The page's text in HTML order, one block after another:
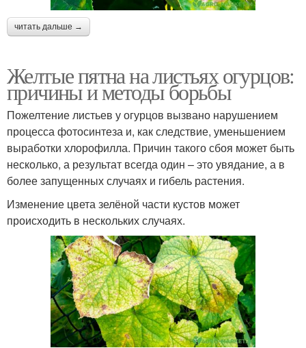
читать дальше →
Желтые пятна на листьях огурцов:
причины и методы борьбы
Пожелтение листьев у огурцов вызвано нарушением
процесса фотосинтеза и, как следствие, уменьшением
выработки хлорофилла. Причин такого сбоя может быть
несколько, а результат всегда один – это увядание, а в
более запущенных случаях и гибель растения.
Изменение цвета зелёной части кустов может
происходить в нескольких случаях.